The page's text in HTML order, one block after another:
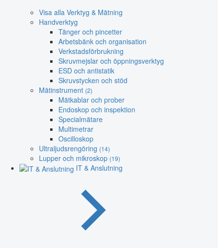
Visa alla Verktyg & Mätning
Handverktyg
Tänger och pincetter
Arbetsbänk och organisation
Verkstadsförbrukning
Skruvmejslar och öppningsverktyg
ESD och antistatik
Skruvstycken och stöd
Mätinstrument (2)
Mätkablar och prober
Endoskop och inspektion
Specialmätare
Multimetrar
Oscilloskop
Ultraljudsrengöring (14)
Lupper och mikroskop (19)
IT & Anslutning